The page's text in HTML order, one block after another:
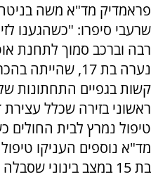
פראמדיק מד"א משה
שרעבי סיפרו: "כשהגענו
רבה וברכב סמוך לתחנת
נערה בת 17,
קשות בגפיים התחתונות
ראשוני בזירה שכלל עצירת
טיפול נמרץ לבית החולים
מד"א נוספים העניקו
בת 15 במצב בינוני שסבלה מחבלה בפנים".